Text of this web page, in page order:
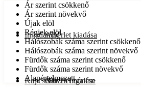
Albérlet kiadása
Albérlet bérlése
Ingatlanok
Összes ingatlan
Kapcsolat
Ár szerint csökkenő
Ár szerint növekvő
Újak elöl
Régiek elöl
Hálószobák száma szerint csökkenő
Hálószobák száma szerint növekvő
Fürdők száma szerint csökkenő
Fürdők száma szerint növekvő
Alapértelmezett